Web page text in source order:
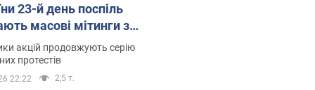
23-й день поспіль
масові мітинги з
Фото і відео
акцій продовжують серію
протестів
22:22 2,5 т.